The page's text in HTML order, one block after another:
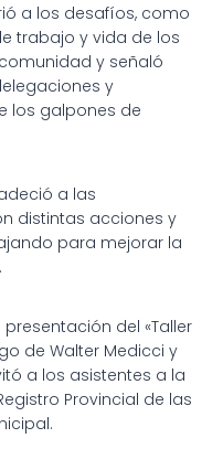
a los desafíos, como
trabajo y vida de los
y señaló
y
los galpones de
a las
distintas acciones y
para mejorar la
del «Taller
de Walter Medicci y
a los asistentes a la
Provincial de las